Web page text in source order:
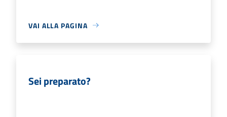
VAI ALLA PAGINA
Sei preparato?